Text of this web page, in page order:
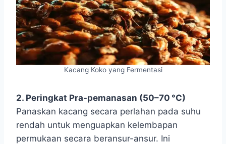
Kacang Koko yang Fermentasi
2. Peringkat Pra-pemanasan (50–70 °C)
Panaskan kacang secara perlahan pada suhu
rendah untuk menguapkan kelembapan
permukaan secara beransur-ansur. Ini